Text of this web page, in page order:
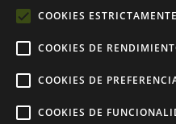
© Copyright 2012 - 2024 |
Web desarrollada por
COOKIES
COOKIES DE
COOKIES DE
COOKIES DE